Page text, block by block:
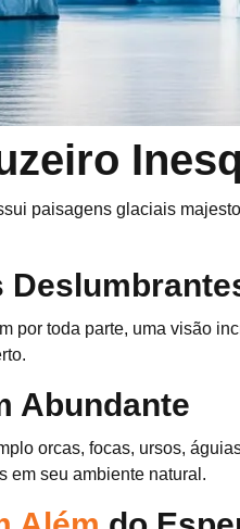
paisagens glaciais
por toda parte, uma visão
Abundante
orcas, focas, ursos,
em seu ambiente natural.